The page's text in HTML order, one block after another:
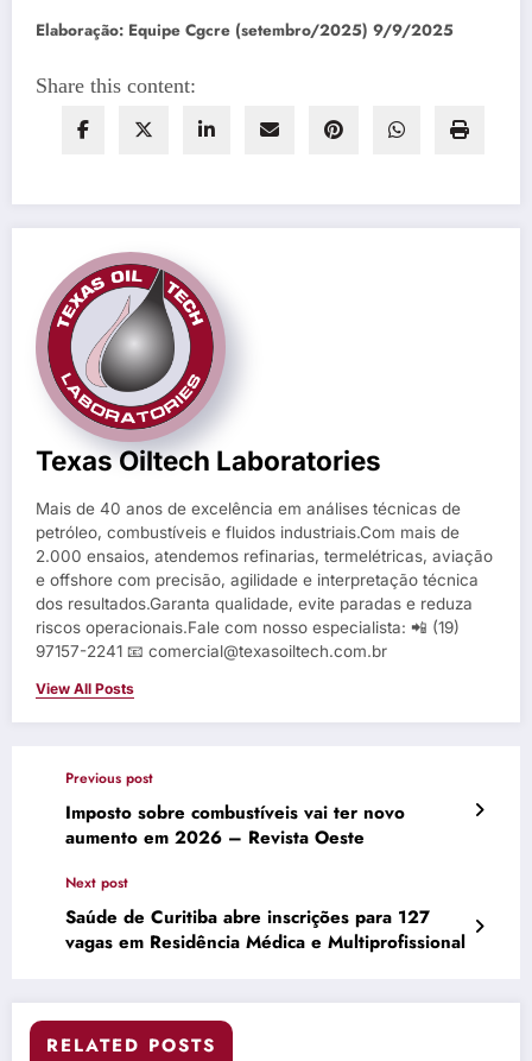
Elaboração: Equipe Cgcre (setembro/2025) 9/9/2025
Share this content:
Texas Oiltech Laboratories
Mais de 40 anos de excelência em análises técnicas de
petróleo, combustíveis e fluidos industriais.Com mais de
2.000 ensaios, atendemos refinarias, termelétricas, aviação
e offshore com precisão, agilidade e interpretação técnica
dos resultados.Garanta qualidade, evite paradas e reduza
riscos operacionais.Fale com nosso especialista: 📲 (19)
97157-2241 📧 comercial@texasoiltech.com.br
View All Posts
Previous post
Imposto sobre combustíveis vai ter novo
aumento em 2026 – Revista Oeste
Next post
Saúde de Curitiba abre inscrições para 127
vagas em Residência Médica e Multiprofissional
RELATED POSTS